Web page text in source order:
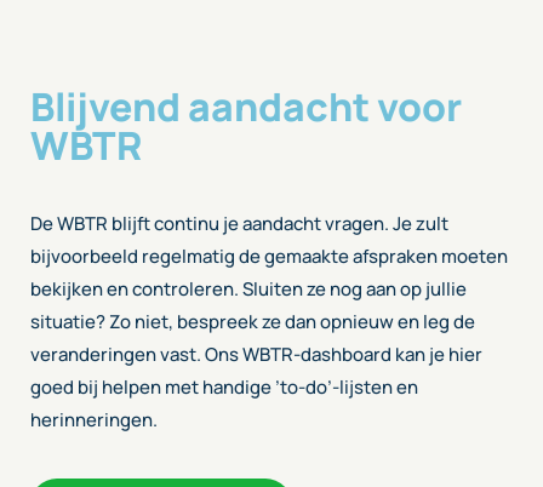
Blijvend aandacht voor
WBTR
De WBTR blijft continu je aandacht vragen. Je zult
bijvoorbeeld regelmatig de gemaakte afspraken moeten
bekijken en controleren. Sluiten ze nog aan op jullie
situatie? Zo niet, bespreek ze dan opnieuw en leg de
veranderingen vast. Ons WBTR-dashboard kan je hier
goed bij helpen met handige ’to-do’-lijsten en
herinneringen.